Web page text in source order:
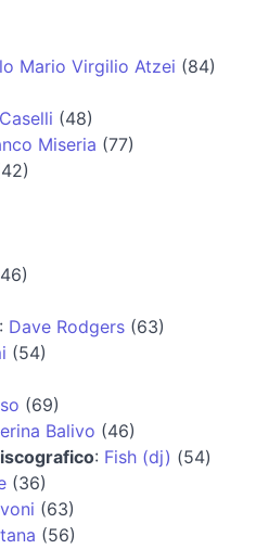
Mario Virgilio Atzei (84)
(48)
Miseria (77)
: Dave Rodgers (63)
(54)
(69)
Balivo (46)
: Fish (dj) (54)
(36)
(63)
(56)